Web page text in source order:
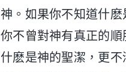
神。如果你不知道什
你不曾對神有真正的
什麽是神的聖潔，更